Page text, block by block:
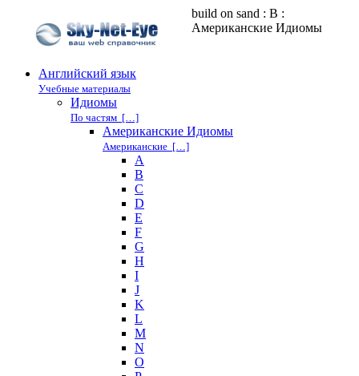
build on sand : B :
Американские Идиомы
Английский язык
Учебные материалы
Идиомы
По частям […]
Американские Идиомы
Американские […]
A
B
C
D
E
F
G
H
I
J
K
L
M
N
O